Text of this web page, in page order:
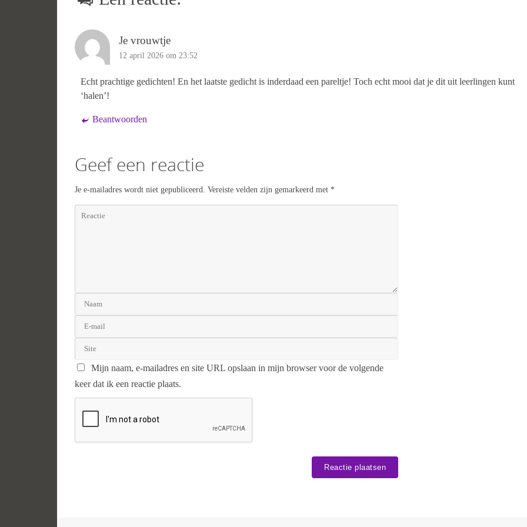
Je vrouwtje
12 april 2026 om 23:52
Echt prachtige gedichten! En het laatste gedicht is inderdaad een pareltje! Toch echt mooi dat je dit uit leerlingen kunt
‘halen’!
Beantwoorden
Geef een reactie
Je e-mailadres wordt niet gepubliceerd. Vereiste velden zijn gemarkeerd met *
Mijn naam, e-mailadres en site URL opslaan in mijn browser voor de volgende
keer dat ik een reactie plaats.